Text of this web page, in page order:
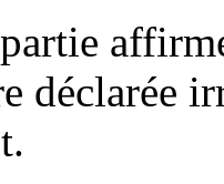
déclarée